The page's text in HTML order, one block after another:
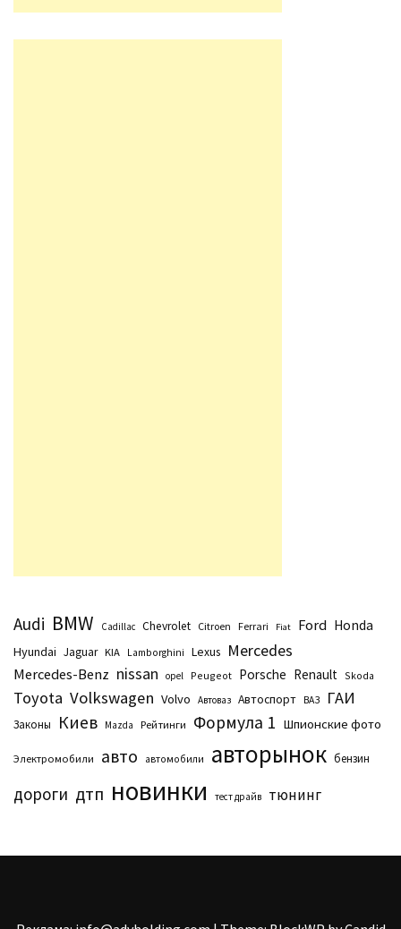
Audi BMW Cadillac Chevrolet Citroen Ferrari Fiat Ford Honda
Hyundai Jaguar KIA Lamborghini Lexus Mercedes
Mercedes-Benz nissan opel Peugeot Porsche Renault Skoda
Toyota Volkswagen Volvo Автоваз Автоспорт ВАЗ ГАИ
Законы Киев Маzda Рейтинги Формула 1 Шпионские фото
Электромобили авто автомобили авторынок бензин
дороги дтп новинки тест драйв тюнинг